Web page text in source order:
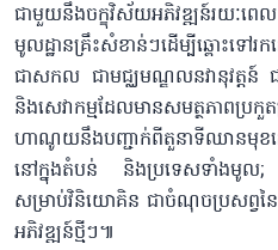
ជាមួយនឹងចក្ខុវិស័យអភិវឌ្ឍន៍រយៈ
មូលដ្ឋានគ្រឹះសំខាន់ៗដើម្បីឆ្ពោះទៅរ
ជាសកល ជាមជ្ឈមណ្ឌលនវានុវត្តន៍
និងសេវាកម្មដែលមានសមត្ថភាពប្
ហាណូយនឹងបញ្ជាក់ពីតួនាទីឈានមុខ
នៅក្នុងតំបន់ និងប្រទេសទាំងមូល​;
សម្រាប់វិនិយោគិន ជាចំណុចប្រសព្វនៃ
អភិវឌ្ឍន៍ថ្មីៗ៕​